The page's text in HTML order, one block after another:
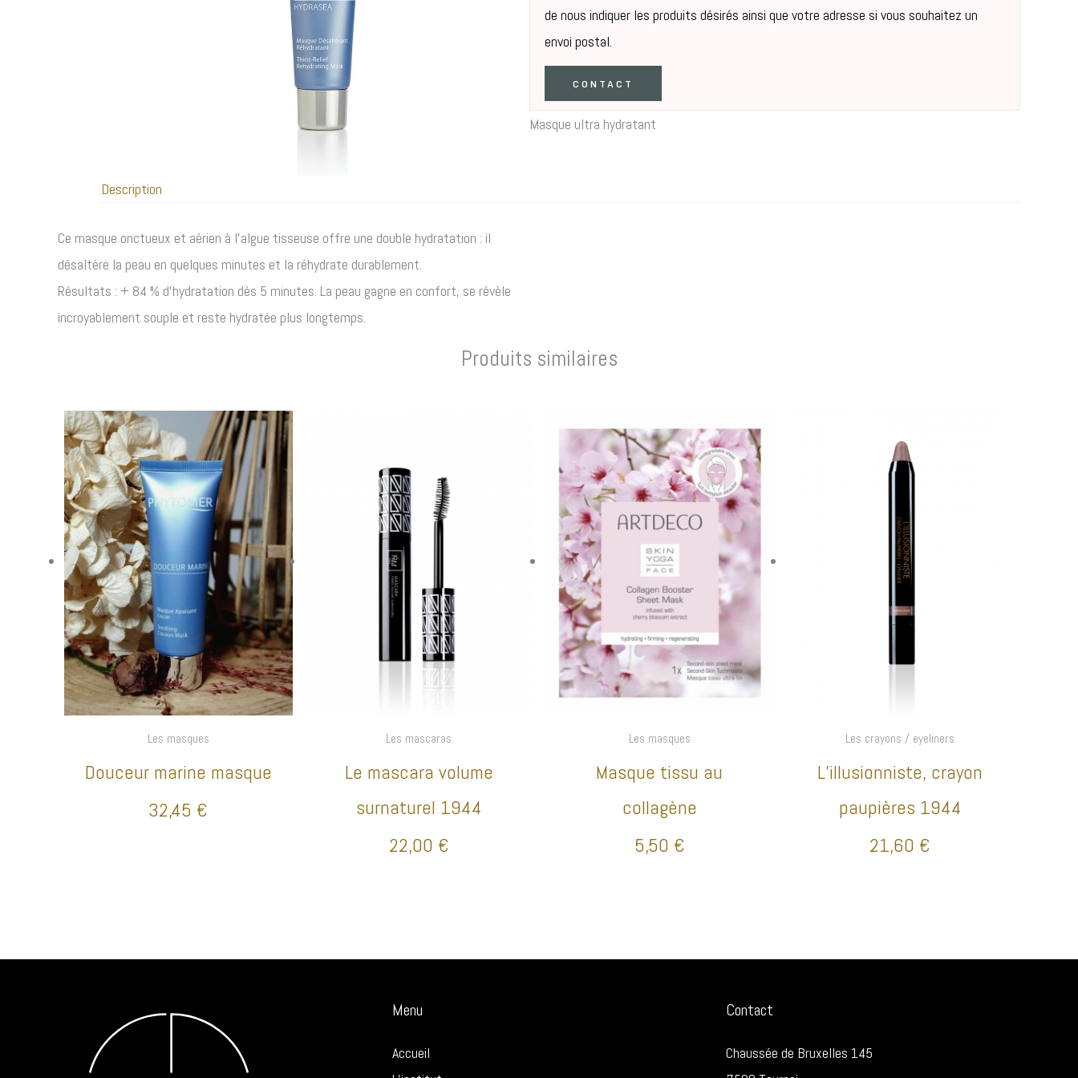
de nous indiquer les produits désirés ainsi que votre adresse si vous souhaitez un
envoi postal.
CONTACT
Masque ultra hydratant
Description
Ce masque onctueux et aérien à l’algue tisseuse offre une double hydratation : il
désaltère la peau en quelques minutes et la réhydrate durablement.
Résultats : + 84 % d’hydratation dès 5 minutes. La peau gagne en confort, se révèle
incroyablement souple et reste hydratée plus longtemps.
Produits similaires
Les masques
Douceur marine masque
32,45 €
Les mascaras
Le mascara volume
surnaturel 1944
22,00 €
Les masques
Masque tissu au
collagène
5,50 €
Les crayons / eyeliners
L’illusionniste, crayon
paupières 1944
21,60 €
Menu
Accueil
Contact
Chaussée de Bruxelles 145